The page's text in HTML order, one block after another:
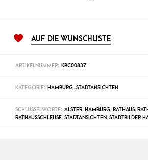
AUF DIE WUNSCHLISTE
ARTIKELNUMMER: KBC00837
KATEGORIE: HAMBURG-STADTANSICHTEN
SCHLÜSSELWORTE: ALSTER, HAMBURG, RATHAUS,
RATHAUSSCHLEUSE, STADTANSICHTEN, STADTBILDER